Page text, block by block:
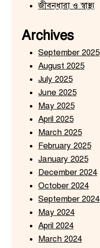
জীবনধারা ও স্বাস্থ্য
Archives
September 2025
August 2025
July 2025
June 2025
May 2025
April 2025
March 2025
February 2025
January 2025
December 2024
October 2024
September 2024
May 2024
April 2024
March 2024